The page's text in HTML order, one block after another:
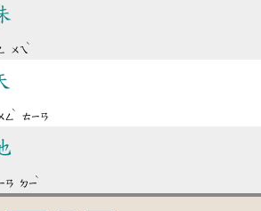
ㄨㄟ
ˋ
ㄥ
ˋ
ㄊㄧㄢ
ㄢ ㄉㄧ
ˋ